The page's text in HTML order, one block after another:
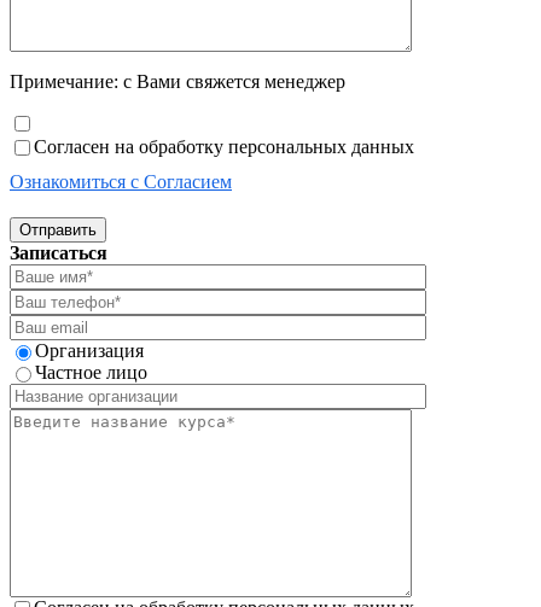
Примечание: с Вами свяжется менеджер
Согласен на обработку персональных данных
Ознакомиться с Согласием
Отправить
Записаться
Организация
Частное лицо